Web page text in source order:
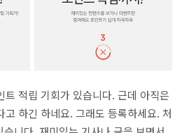
트 적립 기회가 있습니다. 근데 아직은
고 하긴 하네요. 그래도 등록하세요. 처